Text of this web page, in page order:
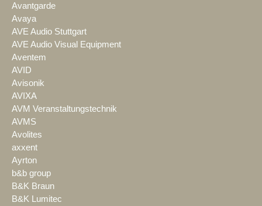
Avantgarde
Avaya
AVE Audio Stuttgart
AVE Audio Visual Equipment
Aventem
AVID
Avisonik
AVIXA
AVM Veranstaltungstechnik
AVMS
Avolites
axxent
Ayrton
b&b group
B&K Braun
B&K Lumitec